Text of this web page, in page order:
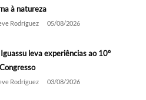
à natureza
Rodríguez 05/08/2026
leva experiências ao 10º
Rodríguez 03/08/2026